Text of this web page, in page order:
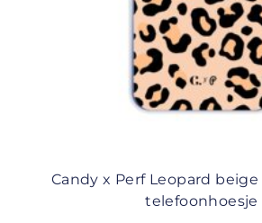
Candy x Perf Leopard
telefoonhoesje